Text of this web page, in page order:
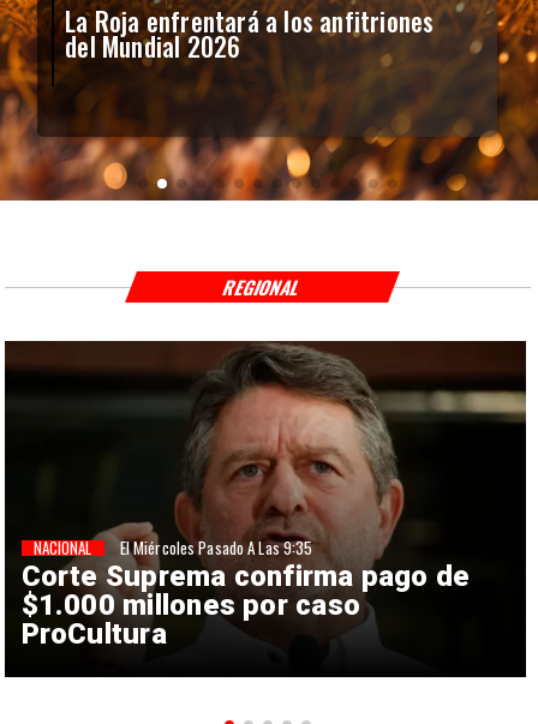
La Roja enfrentará a los anfitriones
del Mundial 2026
Corte Suprema confirma pago de
$1.000 millones por caso
ProCultura
NACIONAL El Miércoles Pasado A Las 9:35
REGIONAL